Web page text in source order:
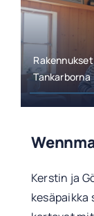
Tankarborna
Kerstin ja
kesäpaikka